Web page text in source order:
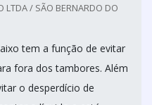
LTDA / SÃO BERNARDO DO
tem a função de evitar
fora dos tambores. Além
o desperdício de